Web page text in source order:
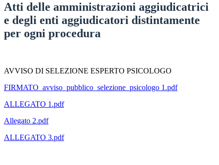
Atti delle amministrazioni aggiudicatrici
e degli enti aggiudicatori distintamente
per ogni procedura
AVVISO DI SELEZIONE ESPERTO PSICOLOGO
FIRMATO_avviso_pubblico_selezione_psicologo 1.pdf
ALLEGATO 1.pdf
Allegato 2.pdf
ALLEGATO 3.pdf